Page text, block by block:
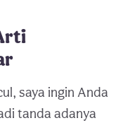
saya ingin Anda
tanda adanya